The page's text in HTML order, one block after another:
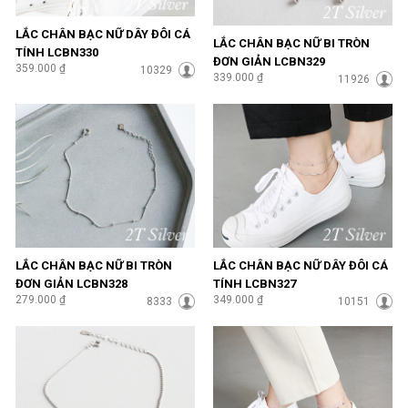
LẮC CHÂN BẠC NỮ DÂY ĐÔI CÁ
TÍNH LCBN330
359.000 ₫ 10329
LẮC CHÂN BẠC NỮ BI TRÒN
ĐƠN GIẢN LCBN329
339.000 ₫ 11926
LẮC CHÂN BẠC NỮ BI TRÒN
ĐƠN GIẢN LCBN328
279.000 ₫ 8333
LẮC CHÂN BẠC NỮ DÂY ĐÔI CÁ
TÍNH LCBN327
349.000 ₫ 10151